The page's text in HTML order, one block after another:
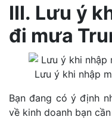
III. Lưu ý
đi mưa
Lưu ý khi nhập
Bạn đang có ý định
về kinh doanh bạn